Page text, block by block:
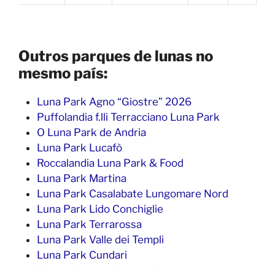
Outros parques de lunas no
mesmo país:
Luna Park Agno “Giostre” 2026
Puffolandia f.lli Terracciano Luna Park
O Luna Park de Andria
Luna Park Lucafò
Roccalandia Luna Park & Food
Luna Park Martina
Luna Park Casalabate Lungomare Nord
Luna Park Lido Conchiglie
Luna Park Terrarossa
Luna Park Valle dei Templi
Luna Park Cundari